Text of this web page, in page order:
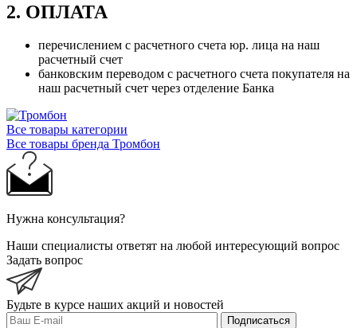
2. ОПЛАТА
перечислением с расчетного счета юр. лица на наш
расчетный счет
банковским переводом с расчетного счета покупателя на
наш расчетный счет через отделение Банка
Все товары категории
Все товары бренда Тромбон
Нужна консультация?
Наши специалисты ответят на любой интересующий вопрос
Задать вопрос
Будьте в курсе наших акций и новостей
Подписаться